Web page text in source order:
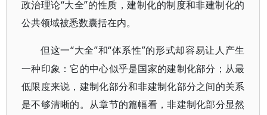
政治理论“大全”的性质，建制化的制度和非建制化的
公共领域被悉数囊括在内。
但这一“大全”和“体系性”的形式却容易让人产生
一种印象：它的中心似乎是国家的建制化部分；从最
低限度来说，建制化部分和非建制化部分之间的关系
是不够清晰的。从章节的篇幅看，非建制化部分显然